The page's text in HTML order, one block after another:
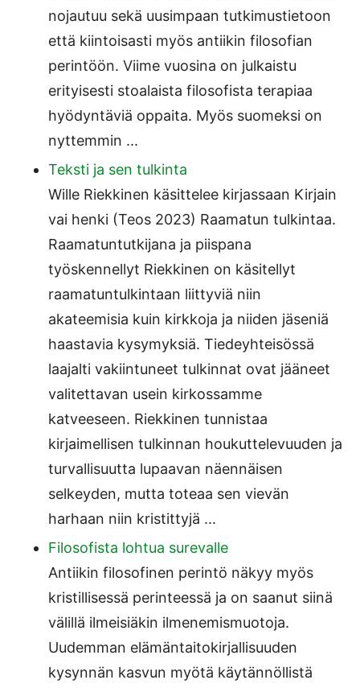
nojautuu sekä uusimpaan tutkimustietoon
että kiintoisasti myös antiikin filosofian
perintöön. Viime vuosina on julkaistu
erityisesti stoalaista filosofista terapiaa
hyödyntäviä oppaita. Myös suomeksi on
nyttemmin ...
Teksti ja sen tulkinta
Wille Riekkinen käsittelee kirjassaan Kirjain
vai henki (Teos 2023) Raamatun tulkintaa.
Raamatuntutkijana ja piispana
työskennellyt Riekkinen on käsitellyt
raamatuntulkintaan liittyviä niin
akateemisia kuin kirkkoja ja niiden jäseniä
haastavia kysymyksiä. Tiedeyhteisössä
laajalti vakiintuneet tulkinnat ovat jääneet
valitettavan usein kirkossamme
katveeseen. Riekkinen tunnistaa
kirjaimellisen tulkinnan houkuttelevuuden ja
turvallisuutta lupaavan näennäisen
selkeyden, mutta toteaa sen vievän
harhaan niin kristittyjä ...
Filosofista lohtua surevalle
Antiikin filosofinen perintö näkyy myös
kristillisessä perinteessä ja on saanut siinä
välillä ilmeisiäkin ilmenemismuotoja.
Uudemman elämäntaitokirjallisuuden
kysynnän kasvun myötä käytännöllistä